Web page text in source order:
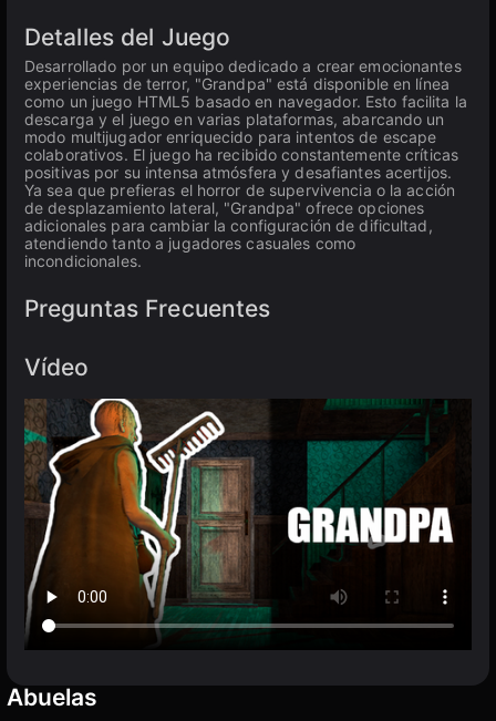
Detalles del Juego
Desarrollado por un equipo dedicado a crear emocionantes
experiencias de terror, "Grandpa" está disponible en línea
como un juego HTML5 basado en navegador. Esto facilita la
descarga y el juego en varias plataformas, abarcando un
modo multijugador enriquecido para intentos de escape
colaborativos. El juego ha recibido constantemente críticas
positivas por su intensa atmósfera y desafiantes acertijos.
Ya sea que prefieras el horror de supervivencia o la acción
de desplazamiento lateral, "Grandpa" ofrece opciones
adicionales para cambiar la configuración de dificultad,
atendiendo tanto a jugadores casuales como
incondicionales.
Preguntas Frecuentes
Vídeo
Abuelas